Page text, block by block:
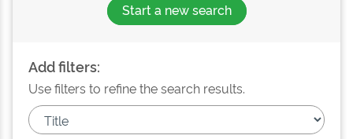
Start a new search
Add filters:
Use filters to refine the search results.